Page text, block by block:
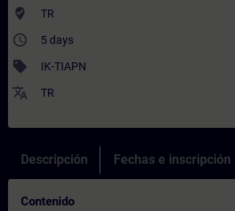
where_to_vote TR
access_time 5 days
sell IK-TIAPN
translate TR
Descripción Fechas e inscripción
Contenido